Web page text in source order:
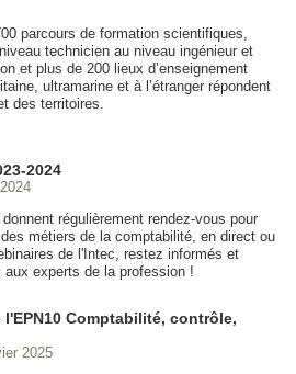
parcours de formation scientifiques,
technicien au niveau ingénieur et
et plus de 200 lieux d’enseignement
ultramarine et à l’étranger répondent
des territoires.
2024
régulièrement rendez-vous pour
métiers de la comptabilité, en direct ou
de l'Intec, restez informés et
experts de la profession !
Comptabilité, contrôle,
2025